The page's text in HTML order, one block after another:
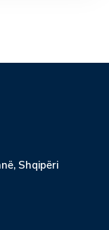
Shqipëri